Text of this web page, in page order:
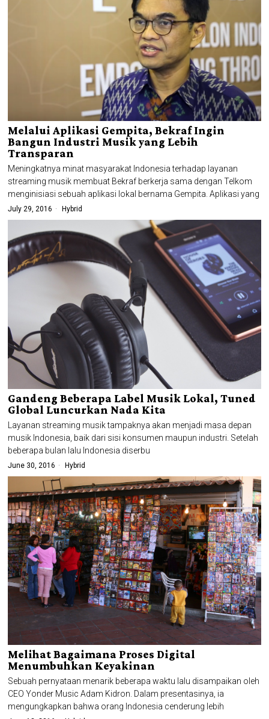
Melalui Aplikasi Gempita, Bekraf Ingin
Bangun Industri Musik yang Lebih
Transparan
Meningkatnya minat masyarakat Indonesia terhadap layanan
streaming musik membuat Bekraf berkerja sama dengan Telkom
menginisiasi sebuah aplikasi lokal bernama Gempita. Aplikasi yang
July 29, 2016 Hybrid
Gandeng Beberapa Label Musik Lokal, Tuned
Global Luncurkan Nada Kita
Layanan streaming musik tampaknya akan menjadi masa depan
musik Indonesia, baik dari sisi konsumen maupun industri. Setelah
beberapa bulan lalu Indonesia diserbu
June 30, 2016 Hybrid
Melihat Bagaimana Proses Digital
Menumbuhkan Keyakinan
Sebuah pernyataan menarik beberapa waktu lalu disampaikan oleh
CEO Yonder Music Adam Kidron. Dalam presentasinya, ia
mengungkapkan bahwa orang Indonesia cenderung lebih